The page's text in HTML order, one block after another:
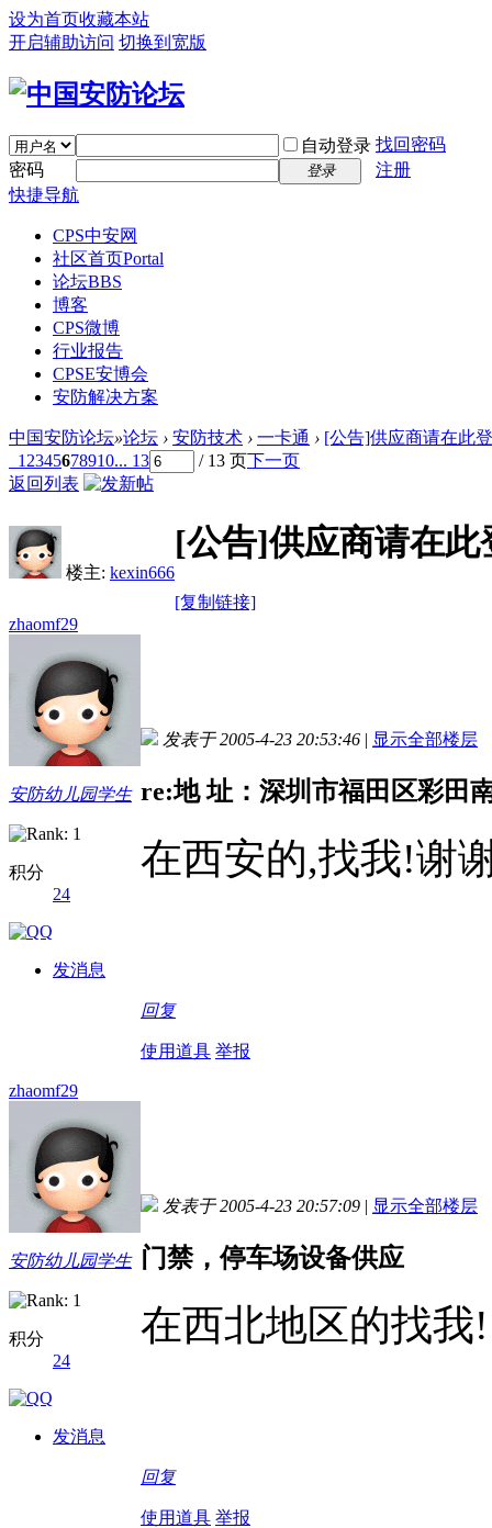
设为首页收藏本站
开启辅助访问 切换到宽版
自动登录 找回密码
密码
登录
注册
快捷导航
CPS中安网
社区首页Portal
论坛BBS
博客
CPS微博
行业报告
CPSE安博会
安防解决方案
中国安防论坛»论坛 › 安防技术 › 一卡通 › [公告]供应商请在此
1 2345678910... 13 / 13 页下一页
返回列表
楼主: kexin666
[公告]供应商请在
[复制链接]
zhaomf29
安防幼儿园学生
积分
24
发消息
发表于 2005-4-23 20:53:46 | 显示全部楼层
re:地 址：深圳市福田区彩田
在西安的,找我!谢
回复
使用道具 举报
zhaomf29
安防幼儿园学生
积分
24
发消息
发表于 2005-4-23 20:57:09 | 显示全部楼层
门禁，停车场设备供应
在西北地区的找我
回复
使用道具 举报